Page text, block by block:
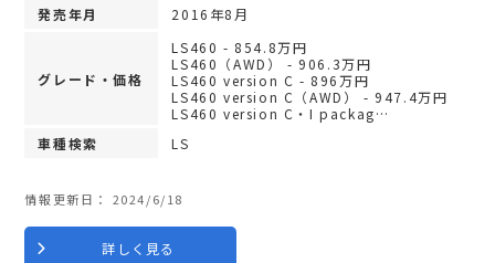
発売年月 2016年8月
グレード・価格
LS460 - 854.8万円
LS460（AWD） - 906.3万円
LS460 version C - 896万円
LS460 version C（AWD） - 947.4万円
LS460 version C・I packag…
車種検索
LS
情報更新日： 2024/6/18
詳しく見る